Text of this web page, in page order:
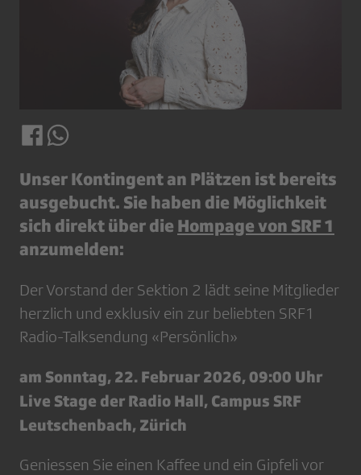
Unser Kontingent an Plätzen ist bereits
ausgebucht. Sie haben die Möglichkeit
sich direkt über die Hompage von SRF 1
anzumelden:
Der Vorstand der Sektion 2 lädt seine Mitglieder
herzlich und exklusiv ein zur beliebten SRF1
Radio-Talksendung «Persönlich»
am Sonntag, 22. Februar 2026, 09:00 Uhr
Live Stage der Radio Hall, Campus SRF
Leutschenbach, Zürich
Geniessen Sie einen Kaffee und ein Gipfeli vor